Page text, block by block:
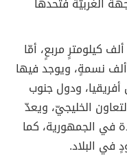
كيلومترٍ مربعٍ، أمّا
نسمةٍ، ويوجد فيها
ودول جنوب
الخليجيّ، ويعدّ
في الجمهورية، كما
في البلاد.